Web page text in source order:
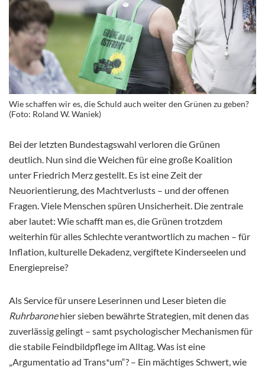
Wie schaffen wir es, die Schuld auch weiter den Grünen zu geben?
(Foto: Roland W. Waniek)
Bei der letzten Bundestagswahl verloren die Grünen
deutlich. Nun sind die Weichen für eine große Koalition
unter Friedrich Merz gestellt. Es ist eine Zeit der
Neuorientierung, des Machtverlusts – und der offenen
Fragen. Viele Menschen spüren Unsicherheit. Die zentrale
aber lautet: Wie schafft man es, die Grünen trotzdem
weiterhin für alles Schlechte verantwortlich zu machen – für
Inflation, kulturelle Dekadenz, vergiftete Kinderseelen und
Energiepreise?
Als Service für unsere Leserinnen und Leser bieten die
Ruhrbaronehier sieben bewährte Strategien, mit denen das
zuverlässig gelingt – samt psychologischer Mechanismen für
die stabile Feindbildpflege im Alltag. Was ist eine
„Argumentatio ad Trans*um“? – Ein mächtiges Schwert, wie